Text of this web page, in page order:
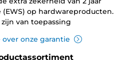
op hardwareproducten.
van toepassing
onze garantie